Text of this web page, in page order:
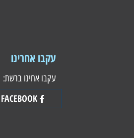
עקבו אחרינו
עקבו אחינו ברשת:
FACEBOOK